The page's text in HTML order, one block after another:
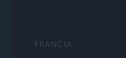
FRANCIA